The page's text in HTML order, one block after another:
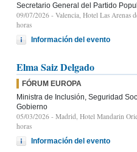
Secretario General del Partido
09/07/2026 - Valencia, Hotel Las Arenas
horas
Información del evento
Elma Saiz Delgado
FÓRUM EUROPA
Ministra de Inclusión, Seguridad
Gobierno
05/03/2026 - Madrid, Hotel Mandarin
horas
Información del evento